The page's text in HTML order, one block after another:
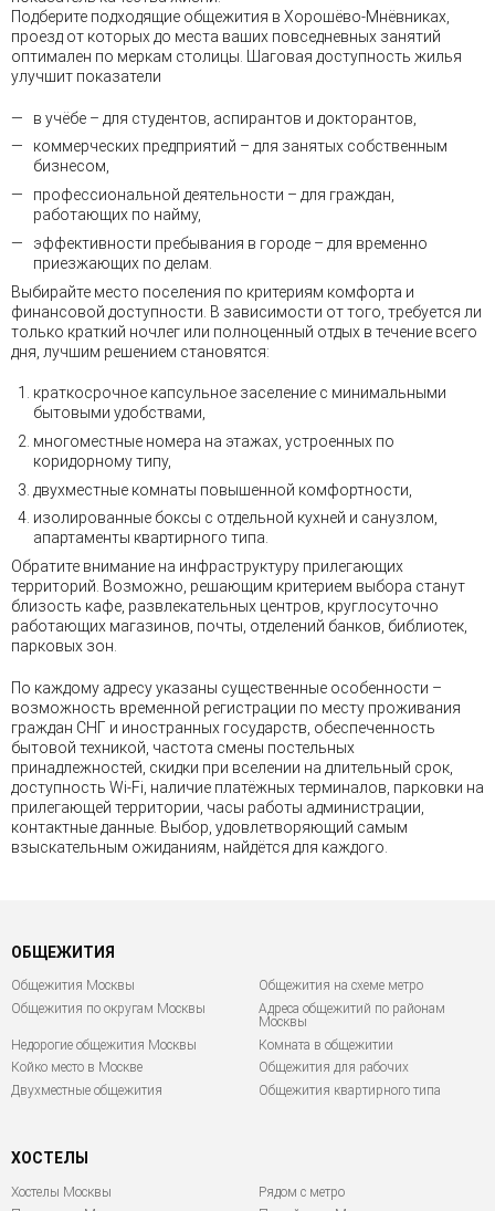
Подберите подходящие общежития в Хорошёво-Мнёвниках,
проезд от которых до места ваших повседневных занятий
оптимален по меркам столицы. Шаговая доступность жилья
улучшит показатели
в учёбе – для студентов, аспирантов и докторантов,
коммерческих предприятий – для занятых собственным
бизнесом,
профессиональной деятельности – для граждан,
работающих по найму,
эффективности пребывания в городе – для временно
приезжающих по делам.
Выбирайте место поселения по критериям комфорта и
финансовой доступности. В зависимости от того, требуется ли
только краткий ночлег или полноценный отдых в течение всего
дня, лучшим решением становятся:
краткосрочное капсульное заселение с минимальными
бытовыми удобствами,
многоместные номера на этажах, устроенных по
коридорному типу,
двухместные комнаты повышенной комфортности,
изолированные боксы с отдельной кухней и санузлом,
апартаменты квартирного типа.
Обратите внимание на инфраструктуру прилегающих
территорий. Возможно, решающим критерием выбора станут
близость кафе, развлекательных центров, круглосуточно
работающих магазинов, почты, отделений банков, библиотек,
парковых зон.
По каждому адресу указаны существенные особенности –
возможность временной регистрации по месту проживания
граждан СНГ и иностранных государств, обеспеченность
бытовой техникой, частота смены постельных
принадлежностей, скидки при вселении на длительный срок,
доступность Wi-Fi, наличие платёжных терминалов, парковки на
прилегающей территории, часы работы администрации,
контактные данные. Выбор, удовлетворяющий самым
взыскательным ожиданиям, найдётся для каждого.
ОБЩЕЖИТИЯ
Общежития Москвы
Общежития на схеме метро
Общежития по округам Москвы
Адреса общежитий по районам
Москвы
Недорогие общежития Москвы
Комната в общежитии
Койко место в Москве
Общежития для рабочих
Двухместные общежития
Общежития квартирного типа
ХОСТЕЛЫ
Хостелы Москвы
Рядом с метро